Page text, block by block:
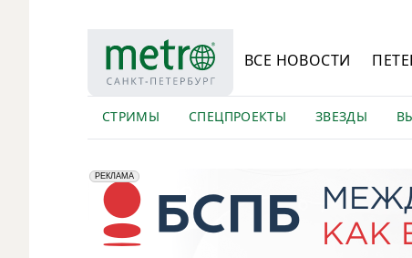
ВСЕ НОВОСТИ
СТРИМЫ СПЕЦПРОЕКТЫ ЗВЕЗДЫ
erid: 2VfnxyFybV5
РЕКЛАМА
ПАО "Банк "Санкт-Петербург", ИНН: 7831000027